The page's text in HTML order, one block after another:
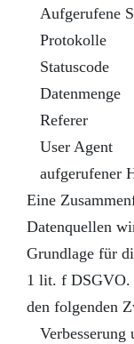
Aufgerufene
Protokolle
Statuscode
Datenmenge
Referer
User Agent
aufgerufener
Eine
Datenquellen
Grundlage für
1 lit. f DSGVO.
den folgenden
Verbesserung